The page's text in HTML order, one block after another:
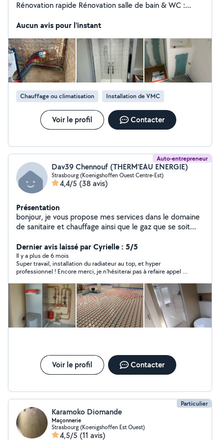
Rénovation rapide Rénovation salle de bain & WC :
suspendu, baignoire, modernisation équipements
débouchage, robinet, lavabo, siphon, radiateur, chauffe-
eau, flexible douche Chauffage & équipements :
installation et réparation radiateur, entretien et
remplacement chauffe-eau / ballon Petits travaux :
remplacement joints, réparations rapides, entretien
général plomberie Travail propre et soigné Intervention
rapide Prix raisonnables Devis gratuit Strasbourg et
alentours Réponse rapide assurée
Aucun avis pour l'instant
Chauffage ou climatisation Installation de VMC
Voir le profil Contacter
Auto-entrepreneur
Dav39 Chennouf (THERM'EAU ENERGIE)
Strasbourg (Koenigshoffen Ouest Centre-Est)
4,4/5 (38 avis)
Présentation
bonjour, je vous propose mes services dans le domaine
de sanitaire et chauffage ainsi que le gaz que se soit
expérience dans la débouchage. Travail, soignée,
sérieux, propre, et respectant votre intérieur, par un
artisan amoureux de son métier.
Dernier avis laissé par Cyrielle : 5/5
Il y a plus de 6 mois
Super travail, installation du radiateur au top, et hyper
professionnel ! Encore merci, je n'hésiterai pas à refaire appel à
Voir le profil Contacter
Particulier
Karamoko Diomande
Maçonnerie
Strasbourg (Koenigshoffen Est Ouest)
4,5/5 (11 avis)